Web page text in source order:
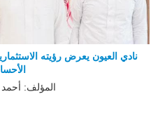
نادي العيون يعرض رؤيته
المؤلف: